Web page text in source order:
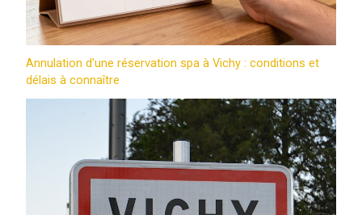
Annulation d’une réservation spa à Vichy : conditions et
délais à connaître